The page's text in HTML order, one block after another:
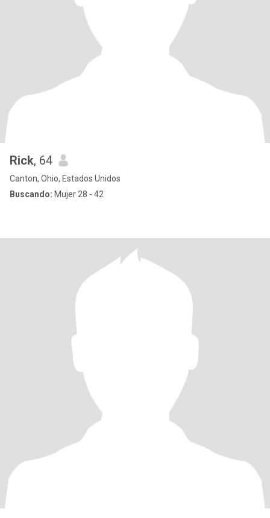
Rick, 64
Canton, Ohio, Estados Unidos
Buscando: Mujer 28 - 42